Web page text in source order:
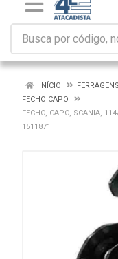
INÍCIO
FECHO CAPO
FECHO, CAPO, SCANIA,
1511871